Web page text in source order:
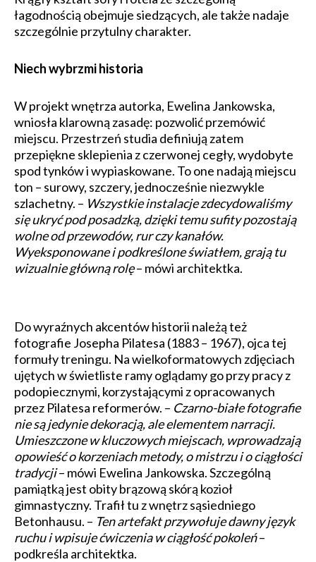
łagodnością obejmuje siedzących, ale także nadaje
szczególnie przytulny charakter.
Niech wybrzmi historia
W projekt wnętrza autorka, Ewelina Jankowska,
wniosła klarowną zasadę: pozwolić przemówić
miejscu. Przestrzeń studia definiują zatem
przepiękne sklepienia z czerwonej cegły, wydobyte
spod tynków i wypiaskowane. To one nadają miejscu
ton – surowy, szczery, jednocześnie niezwykle
szlachetny. – Wszystkie instalacje zdecydowaliśmy
się ukryć pod posadzką, dzięki temu sufity pozostają
wolne od przewodów, rur czy kanałów.
Wyeksponowane i podkreślone światłem, grają tu
wizualnie główną rolę– mówi architektka.
Do wyraźnych akcentów historii należą też
fotografie Josepha Pilatesa (1883 – 1967), ojca tej
formuły treningu. Na wielkoformatowych zdjęciach
ujętych w świetliste ramy oglądamy go przy pracy z
podopiecznymi, korzystającymi z opracowanych
przez Pilatesa reformerów. – Czarno-białe fotografie
nie są jedynie dekoracją, ale elementem narracji.
Umieszczone w kluczowych miejscach, wprowadzają
opowieść o korzeniach metody, o mistrzu i o ciągłości
tradycji– mówi Ewelina Jankowska. Szczególną
pamiątką jest obity brązową skórą kozioł
gimnastyczny. Trafił tu z wnętrz sąsiedniego
Betonhausu. – Ten artefakt przywołuje dawny język
ruchu i wpisuje ćwiczenia w ciągłość pokoleń–
podkreśla architektka.